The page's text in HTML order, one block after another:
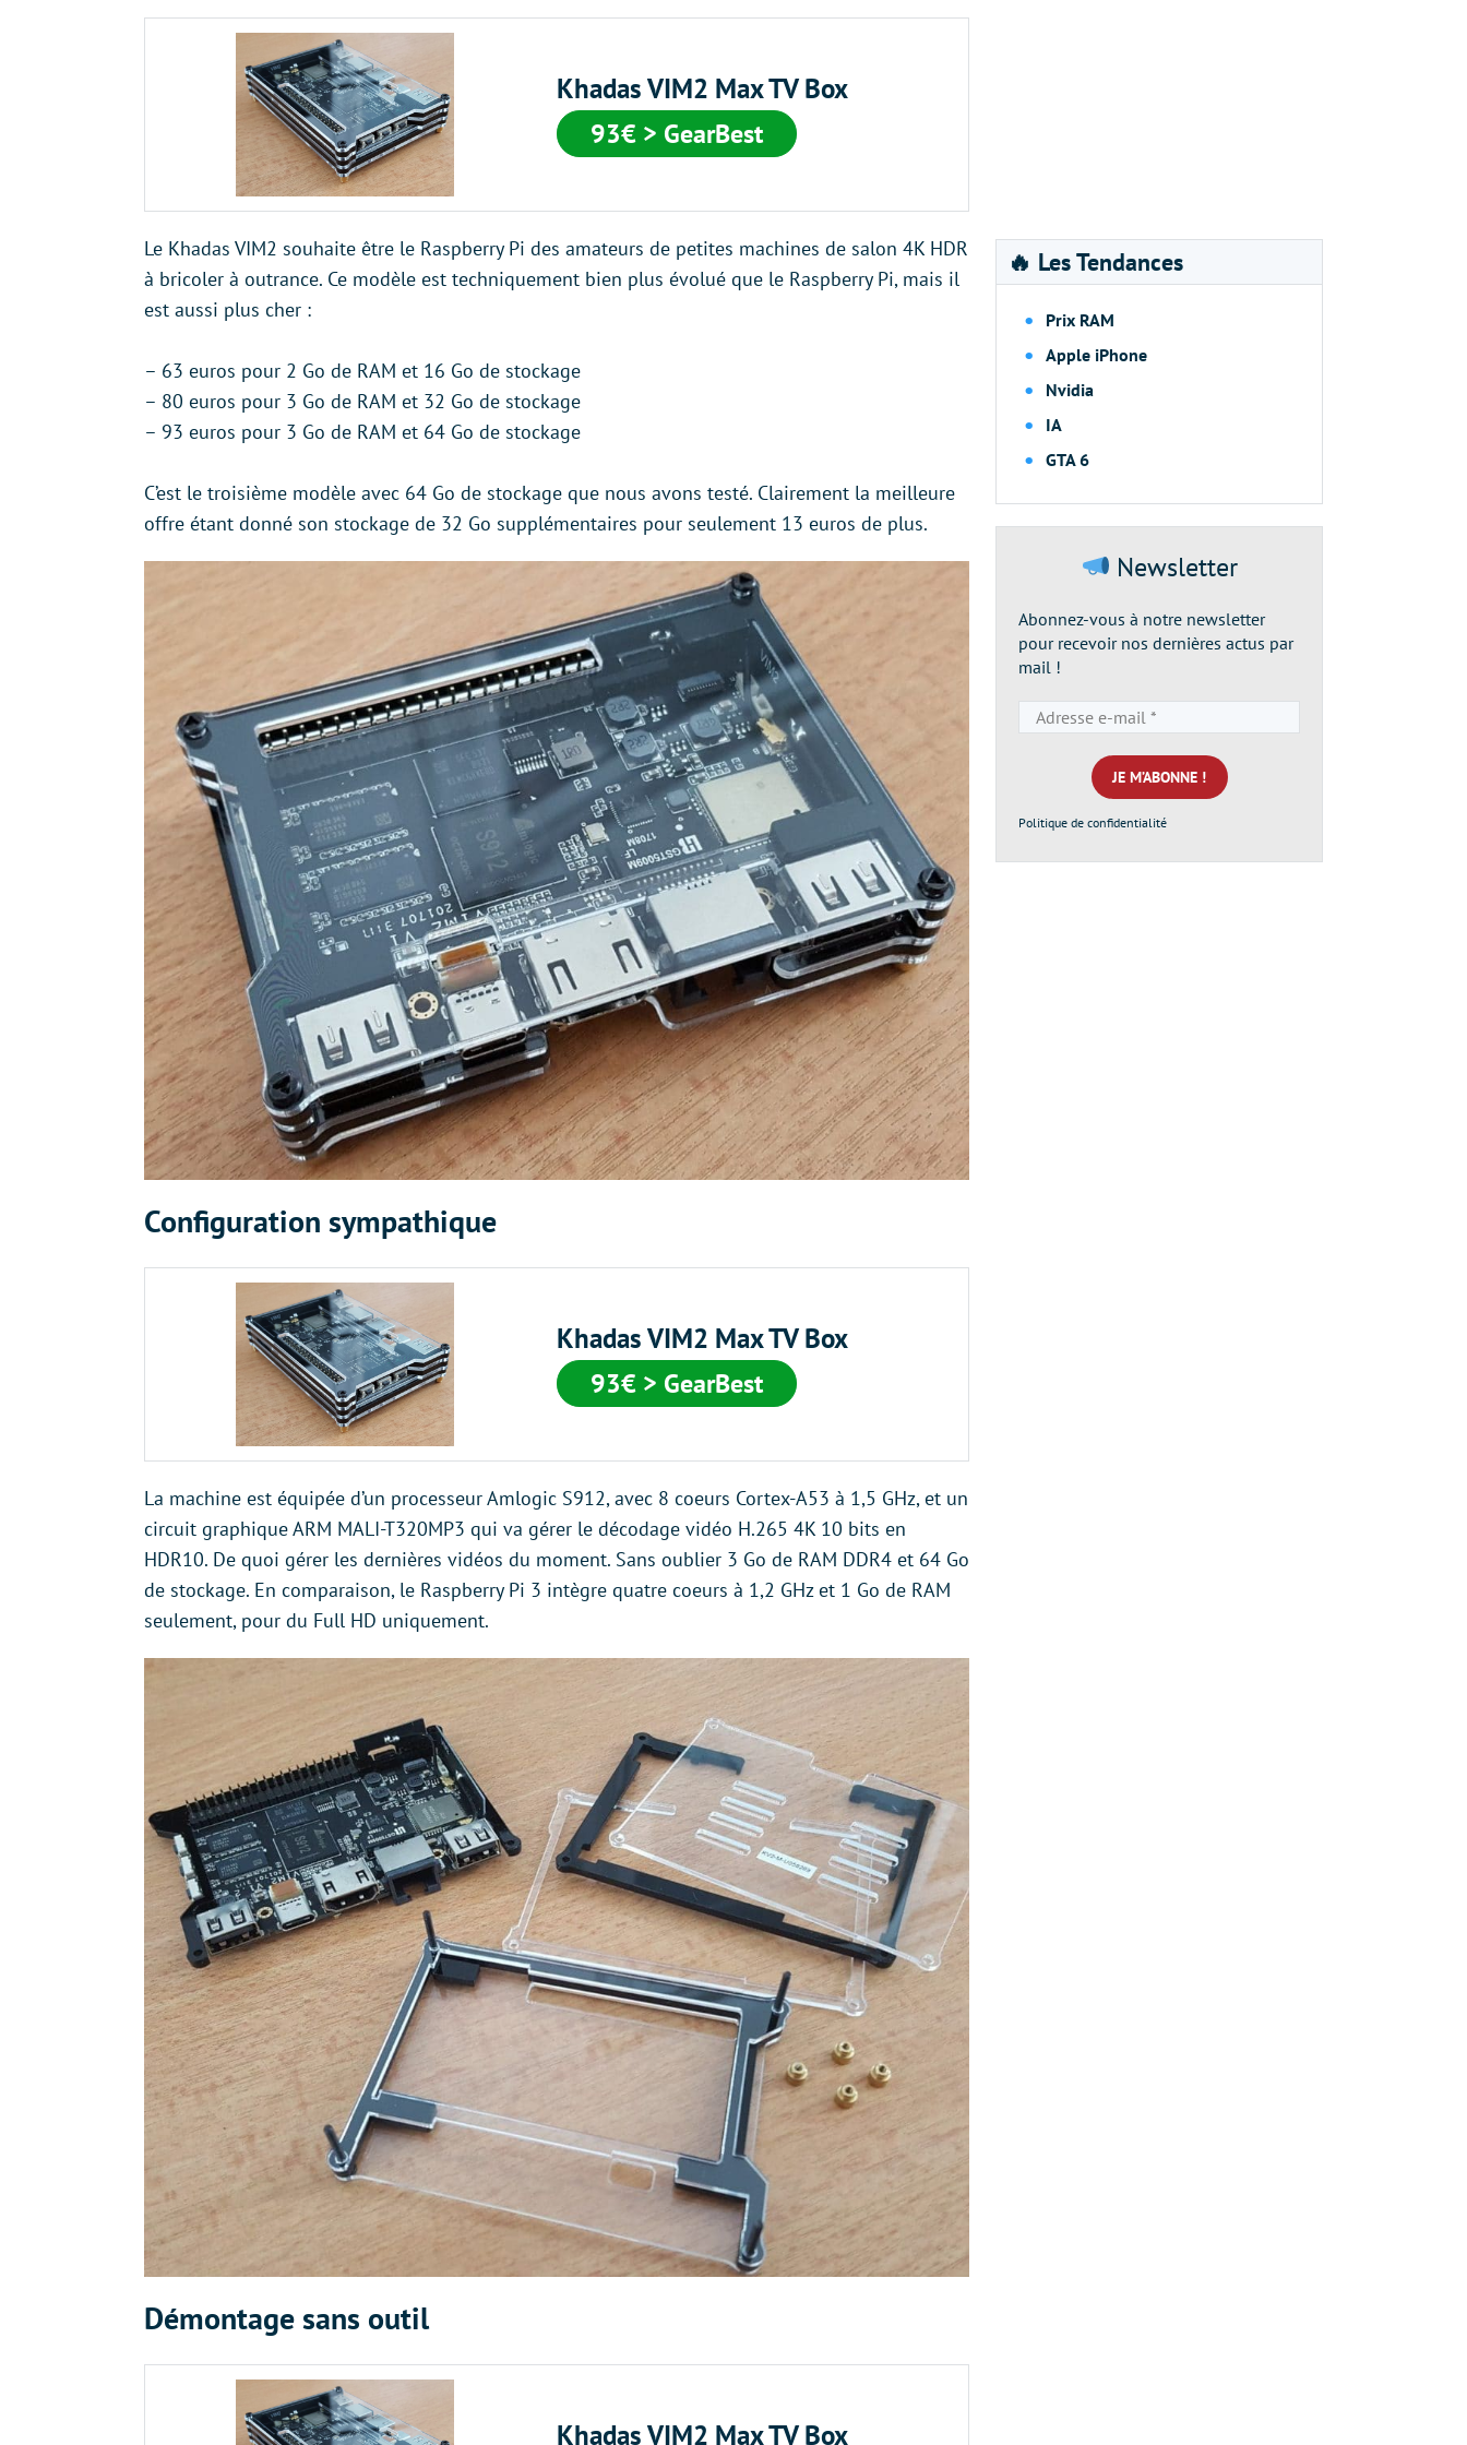
Khadas VIM2 Max TV Box
93€ > GearBest
Le Khadas VIM2 souhaite être le Raspberry Pi des amateurs de petites machines de salon 4K HDR
à bricoler à outrance. Ce modèle est techniquement bien plus évolué que le Raspberry Pi, mais il
est aussi plus cher :
– 63 euros pour 2 Go de RAM et 16 Go de stockage
– 80 euros pour 3 Go de RAM et 32 Go de stockage
– 93 euros pour 3 Go de RAM et 64 Go de stockage
C’est le troisième modèle avec 64 Go de stockage que nous avons testé. Clairement la meilleure
offre étant donné son stockage de 32 Go supplémentaires pour seulement 13 euros de plus.
Configuration sympathique
Khadas VIM2 Max TV Box
93€ > GearBest
La machine est équipée d’un processeur Amlogic S912, avec 8 coeurs Cortex-A53 à 1,5 GHz, et un
circuit graphique ARM MALI-T320MP3 qui va gérer le décodage vidéo H.265 4K 10 bits en
HDR10. De quoi gérer les dernières vidéos du moment. Sans oublier 3 Go de RAM DDR4 et 64 Go
de stockage. En comparaison, le Raspberry Pi 3 intègre quatre coeurs à 1,2 GHz et 1 Go de RAM
seulement, pour du Full HD uniquement.
Démontage sans outil
Khadas VIM2 Max TV Box
🔥 Les Tendances
Prix RAM
Apple iPhone
Nvidia
IA
GTA 6
Newsletter
Abonnez-vous à notre newsletter
pour recevoir nos dernières actus par
mail !
e-
mail
*
Politique de confidentialité